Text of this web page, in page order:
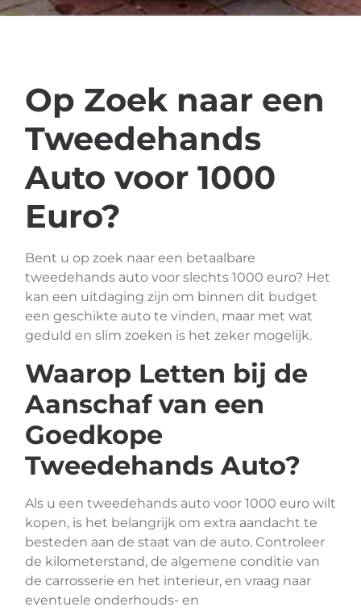
Op Zoek naar een
Tweedehands
Auto voor 1000
Euro?
Bent u op zoek naar een betaalbare
tweedehands auto voor slechts 1000 euro? Het
kan een uitdaging zijn om binnen dit budget
een geschikte auto te vinden, maar met wat
geduld en slim zoeken is het zeker mogelijk.
Waarop Letten bij de
Aanschaf van een
Goedkope
Tweedehands Auto?
Als u een tweedehands auto voor 1000 euro wilt
kopen, is het belangrijk om extra aandacht te
besteden aan de staat van de auto. Controleer
de kilometerstand, de algemene conditie van
de carrosserie en het interieur, en vraag naar
eventuele onderhouds- en